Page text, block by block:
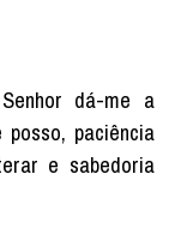
dá-me a
paciência
e sabedoria